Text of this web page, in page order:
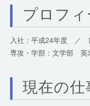
プロフィ
入社：平成24年度 ／
専攻・学部：文学部 英
現在の仕